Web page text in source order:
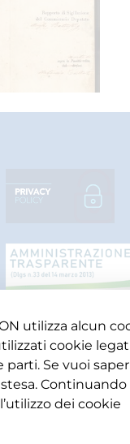
utilizza alcun
cookie
parti. Se vuoi
dei cookie​